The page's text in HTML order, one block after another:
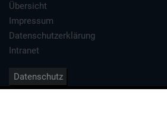
Übersicht
Impressum
Datenschutzerklärung
Intranet
Datenschutz